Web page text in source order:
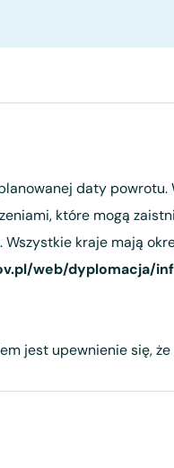
daty powrotu.
które mogą
kraje mają
web/dyplomacja/
jest upewnienie się,